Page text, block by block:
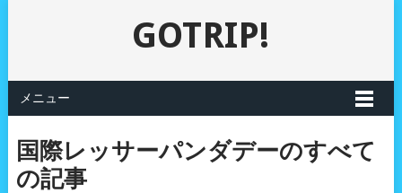
GOTRIP!
メニュー
国際レッサーパンダデーのすべて
の記事